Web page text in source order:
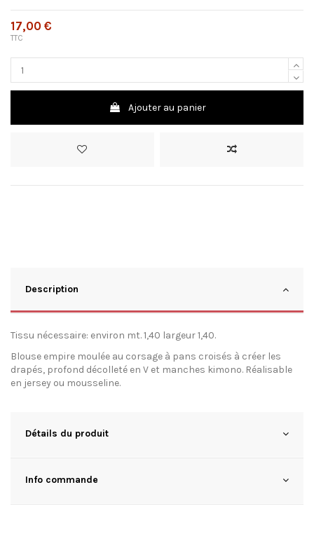
17,00 €
TTC
Ajouter au panier
Description
Tissu nécessaire: environ mt. 1,40 largeur 1,40.
Blouse empire moulée au corsage à pans croisés à créer les
drapés, profond décolleté en V et manches kimono. Réalisable
en jersey ou mousseline.
Détails du produit
Info commande